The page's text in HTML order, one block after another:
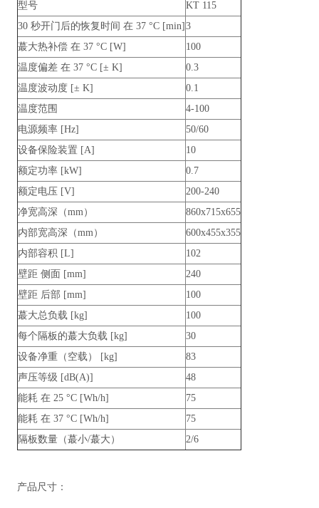
型号
KT 115
30 秒开门后的恢复时间 在 37 °C [min] 3
蕞大热补偿 在 37 °C [W]
100
温度偏差 在 37 °C [± K]
0.3
温度波动度 [± K]
0.1
温度范围
4-100
电源频率 [Hz]
50/60
设备保险装置 [A]
10
额定功率 [kW]
0.7
额定电压 [V]
200-240
净宽高深（mm）
860x715x655
内部宽高深（mm）
600x455x355
内部容积 [L]
102
壁距 侧面 [mm]
240
壁距 后部 [mm]
100
蕞大总负载 [kg]
100
每个隔板的蕞大负载 [kg]
30
设备净重（空载） [kg]
83
声压等级 [dB(A)]
48
能耗 在 25 °C [Wh/h]
75
能耗 在 37 °C [Wh/h]
75
隔板数量（蕞小/蕞大）
2/6
产品尺寸：